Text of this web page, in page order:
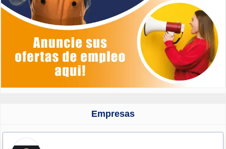
Empresas